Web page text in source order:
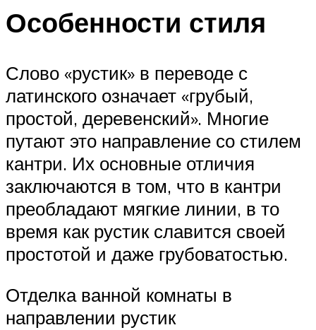
Особенности стиля
Слово «рустик» в переводе с
латинского означает «грубый,
простой, деревенский». Многие
путают это направление со стилем
кантри. Их основные отличия
заключаются в том, что в кантри
преобладают мягкие линии, в то
время как рустик славится своей
простотой и даже грубоватостью.
Отделка ванной комнаты в
направлении рустик